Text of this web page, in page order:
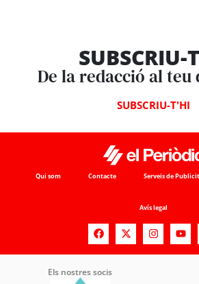
SUBSCRIU-
De la redacció al
SUBSCRIU-T'HI
Qui som Contacte Serveis de
Avís legal
Els nostres socis